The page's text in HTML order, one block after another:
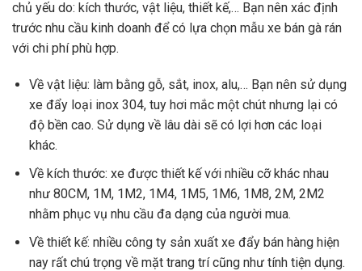
chủ yếu do: kích thước, vật liệu, thiết kế,… Bạn nên xác định
trước nhu cầu kinh doanh để có lựa chọn mẫu xe bán gà rán
với chi phí phù hợp.
Về vật liệu: làm bằng gỗ, sắt, inox, alu,… Bạn nên sử dụng
xe đẩy loại inox 304, tuy hơi mắc một chút nhưng lại có
độ bền cao. Sử dụng về lâu dài sẽ có lợi hơn các loại
khác.
Về kích thước: xe được thiết kế với nhiều cỡ khác nhau
như 80CM, 1M, 1M2, 1M4, 1M5, 1M6, 1M8, 2M, 2M2
nhằm phục vụ nhu cầu đa dạng của người mua.
Về thiết kế: nhiều công ty sản xuất xe đẩy bán hàng hiện
nay rất chú trọng về mặt trang trí cũng như tính tiện dụng.